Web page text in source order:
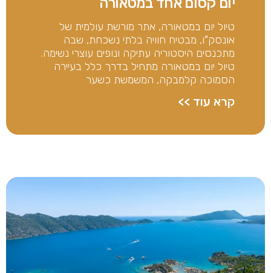
טיול יום במטאורה, אתר מורשת עולמית של
אונסק"ו, מבטיח חוויה בלתי נשכחת, שבה
מתכנסים היסטוריה עתיקה ונופים עוצרי נשימה.
טיול יום במטאורה מתחיל בדרך כלל בעיירה